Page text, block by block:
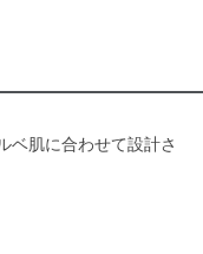
ベ肌に合わせて設計さ